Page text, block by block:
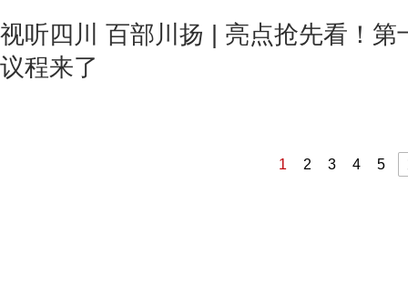
视听四川 百部川扬 | 亮点抢先看！
议程来了
1 2 3 4 5